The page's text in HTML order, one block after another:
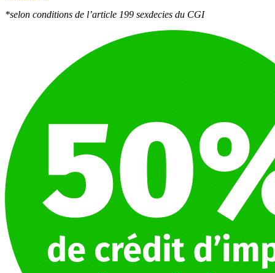
*selon conditions de l’article 199 sexdecies du CGI